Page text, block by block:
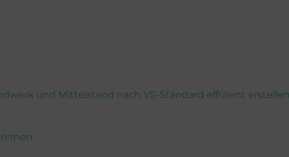
und Mittelstand nach VS-Standard effizient